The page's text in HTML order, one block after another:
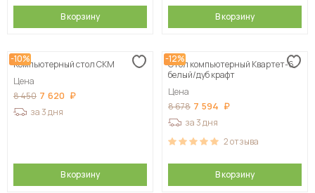
В корзину В корзину
-10%
Компьютерный стол СКМ
Цена
8 450 7 620
за 3 дня
В корзину
-12%
Стол компьютерный Квартет-6,
белый/дуб крафт
Цена
8 678 7 594
за 3 дня
2отзыва
В корзину